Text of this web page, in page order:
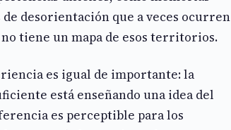
desorientación que a veces ocurren
tiene un mapa de esos territorios.
es igual de importante: la
está enseñando una idea del
es perceptible para los